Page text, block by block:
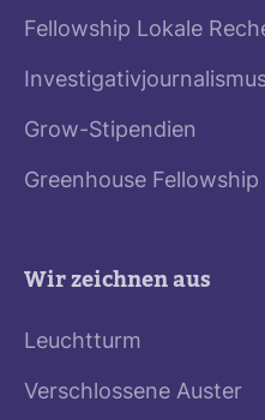
Fellowship Lokale
Grow-Stipendien
Greenhouse Fellowship
Wir zeichnen aus
Leuchtturm
Verschlossene Auster